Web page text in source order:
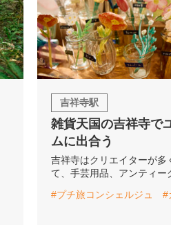
吉祥寺駅
雑貨天国の吉祥寺で
ムに出合う
吉祥寺はクリエイターが多
て、手芸用品、アンティー
#プチ旅コンシェルジュ
#